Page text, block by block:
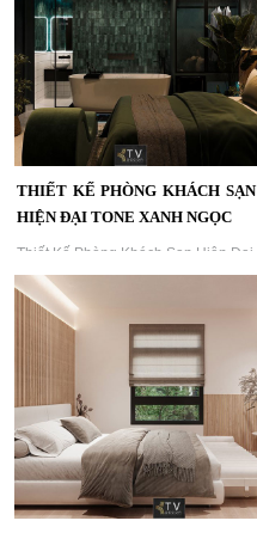
THIẾT KẾ PHÒNG KHÁCH SẠN
HIỆN ĐẠI TONE XANH NGỌC
Thiết Kế Phòng Khách Sạn Hiện Đại
Tone Xanh Ngọc – Không Gian Nghỉ
Dưỡng Thư Giãn Tự Nhiên | Dự Án
KTV Group...